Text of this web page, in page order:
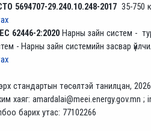
5694707-29.240.10.248-2017 35-750
62446-2:2020Нарны зайн систем -
- Нарны зайн системийн засвар
стандартын төсөлтэй танилцан, 2026
хаяг: amardalai@meei.energy.gov.mn ;
барих утас: 77102266